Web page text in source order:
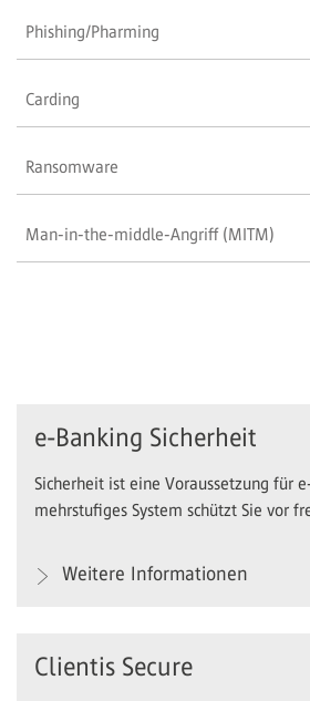
Phishing/Pharming
Carding
Ransomware
Man-in-the-middle-Angriff (MITM)
e-Banking Sicherheit
Sicherheit ist eine Voraussetzung für
mehrstufiges System schützt Sie vor
Weitere Informationen
Clientis Secure